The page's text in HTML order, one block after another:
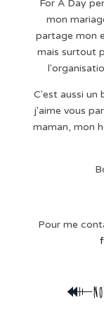
For A Day
mon
partage mon
mais surtout
C'est aussi un
j'aime vous
maman, mon
Pour me